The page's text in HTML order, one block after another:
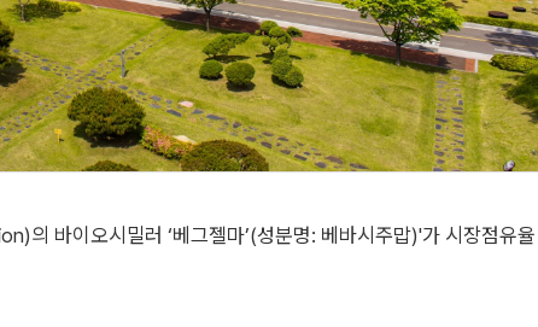
의 바이오시밀러 ‘베그젤마’(성분명: 베바시주맙)'가 시장점유율